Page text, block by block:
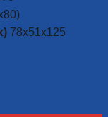
78x51x125